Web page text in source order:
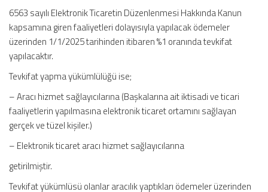
6563 sayılı Elektronik Ticaretin Düzenlenmesi Hakkında Kanun
kapsamına giren faaliyetleri dolayısıyla yapılacak ödemeler
üzerinden 1/1/2025 tarihinden itibaren %1 oranında tevkifat
yapılacaktır.
Tevkifat yapma yükümlülüğü ise;
– Aracı hizmet sağlayıcılarına (Başkalarına ait iktisadi ve ticari
faaliyetlerin yapılmasına elektronik ticaret ortamını sağlayan
gerçek ve tüzel kişiler.)
– Elektronik ticaret aracı hizmet sağlayıcılarına
getirilmiştir.
Tevkifat yükümlüsü olanlar aracılık yaptıkları ödemeler üzerinden